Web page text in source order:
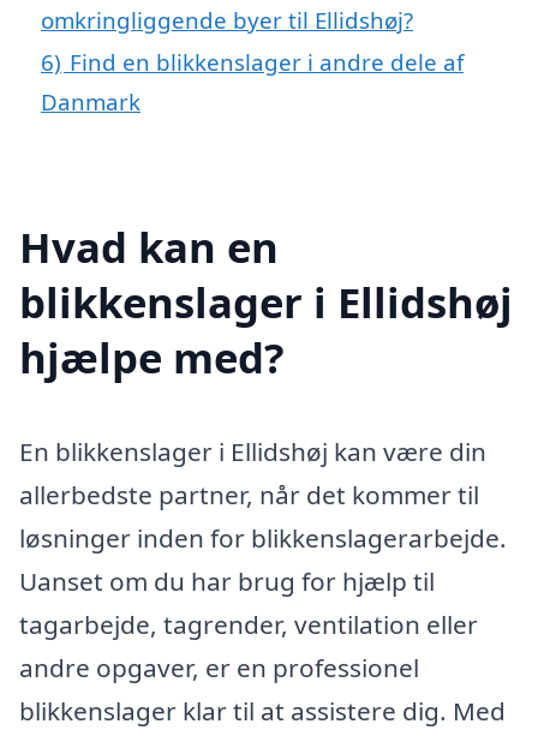
omkringliggende byer til Ellidshøj?
6) Find en blikkenslager i andre dele af
Danmark
Hvad kan en
blikkenslager i Ellidshøj
hjælpe med?
En blikkenslager i Ellidshøj kan være din
allerbedste partner, når det kommer til
løsninger inden for blikkenslagerarbejde.
Uanset om du har brug for hjælp til
tagarbejde, tagrender, ventilation eller
andre opgaver, er en professionel
blikkenslager klar til at assistere dig. Med